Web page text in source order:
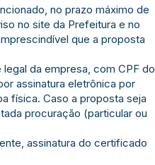
no prazo máximo de
no site da Prefeitura e no
que a proposta
da empresa, com CPF do
assinatura eletrônica por
física. Caso a proposta seja
procuração (particular ou
assinatura do certificado